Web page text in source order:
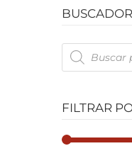
Products
search
FILTRAR